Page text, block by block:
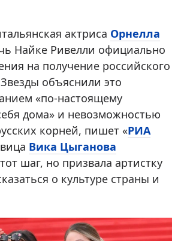
актриса Орнелла
Найке Ривелли официально
на получение российского
объяснили это
«по-настоящему
дома» и невозможностью
корней, пишет «РИА
Вика Цыганова
шаг, но призвала артистку
о культуре страны и